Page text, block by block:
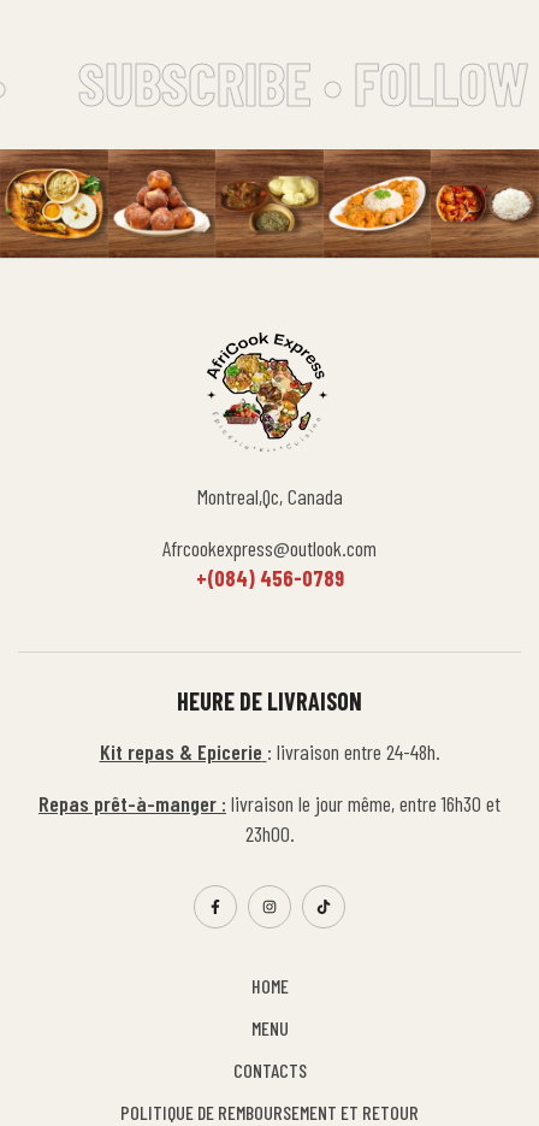
SUBSCRIBE •
Montreal,Qc, Canada
Afrcookexpress@outlook.com
+(084) 456-0789
HOME
MENU
CONTACTS
POLITIQUE DE REMBOURSEMENT ET RETOUR
HEURE DE LIVRAISON
Kit repas & Epicerie : livraison entre 24-48h.
Repas prêt-à-manger : livraison le jour même, entre 16h30 et
23h00.